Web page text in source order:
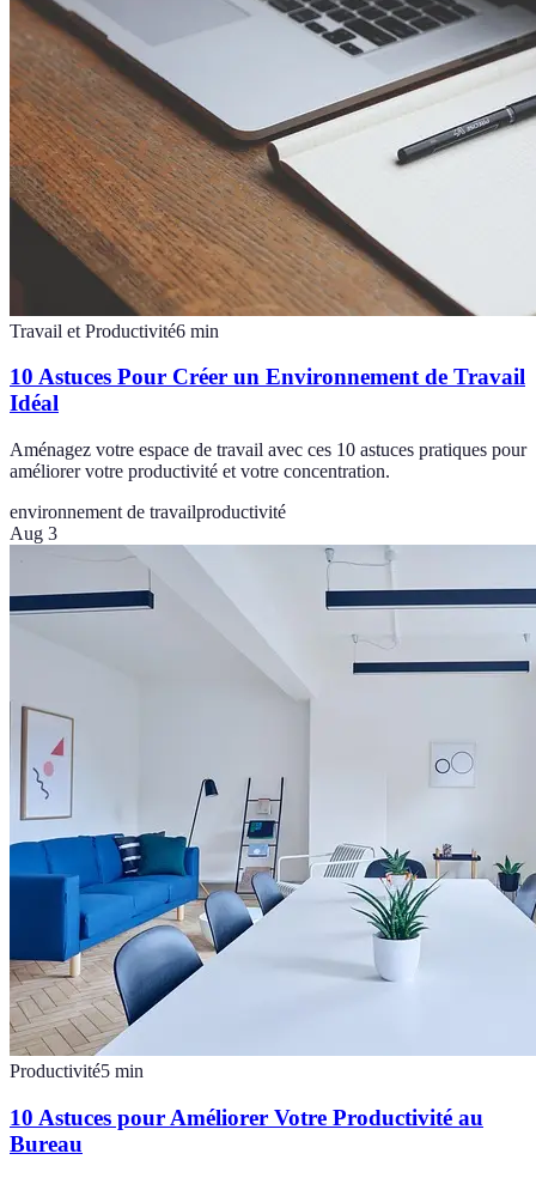
Travail et Productivité6 min
10 Astuces Pour Créer un Environnement de Travail
Idéal
Aménagez votre espace de travail avec ces 10 astuces pratiques pour
améliorer votre productivité et votre concentration.
environnement de travailproductivité
Aug 3
Productivité5 min
10 Astuces pour Améliorer Votre Productivité au
Bureau